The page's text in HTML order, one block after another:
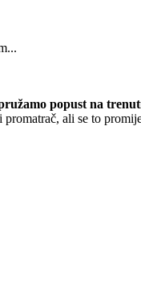
popustna
ali se to